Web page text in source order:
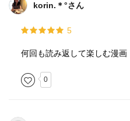
korin.＊°さん
5
何回も読み返して楽しむ漫画
0